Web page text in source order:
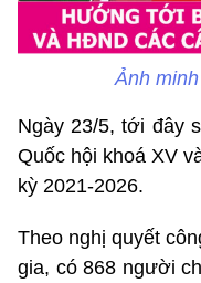
Ảnh
Ngày 23/5, tới đây
Quốc hội khoá XV
kỳ 2021-2026.
Theo nghị quyết
gia, có 868 người